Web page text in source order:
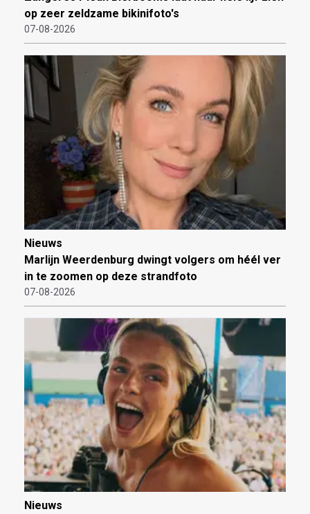
op zeer zeldzame bikinifoto's
07-08-2026
Nieuws
Marlijn Weerdenburg dwingt volgers om héél ver
in te zoomen op deze strandfoto
07-08-2026
Nieuws